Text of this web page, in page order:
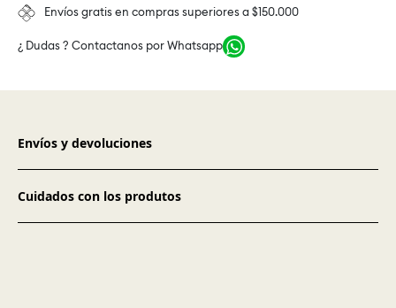
Envíos gratis en compras superiores a $150.000
¿ Dudas ? Contactanos por Whatsapp
Envíos y devoluciones
Cuidados con los produtos